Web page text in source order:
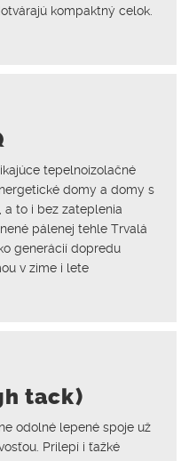
kompaktný celok.
tepelnoizolačné
domy a domy s
a to i bez zateplenia
pálenej tehle Trvalá
generácií dopredu
v zime i lete
tack)
odolné lepené spoje už
Prilepí i ťažké